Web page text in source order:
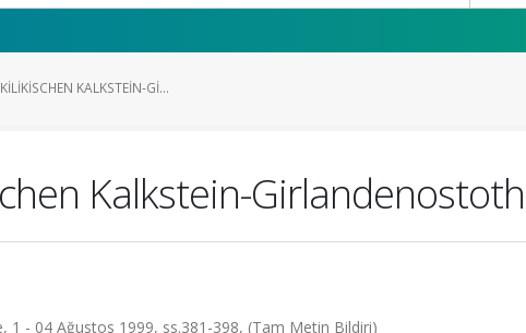
KALKSTEIN-GI...
Kalkstein-
1 - 04 Ağustos 1999, ss.381-398, (Tam Metin Bildiri)